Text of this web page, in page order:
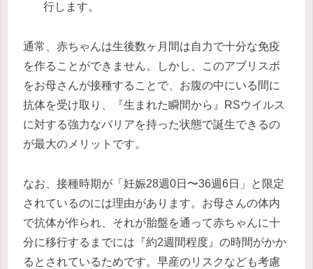
行します。
通常、赤ちゃんは生後数ヶ月間は自力で十分な免疫
を作ることができません。しかし、このアブリスボ
をお母さんが接種することで、お腹の中にいる間に
抗体を受け取り、『生まれた瞬間から』RSウイルス
に対する強力なバリアを持った状態で誕生できるの
が最大のメリットです。
なお、接種時期が「妊娠28週0日〜36週6日」と限定
されているのには理由があります。お母さんの体内
で抗体が作られ、それが胎盤を通って赤ちゃんに十
分に移行するまでには『約2週間程度』の時間がかか
るとされているためです。早産のリスクなども考慮